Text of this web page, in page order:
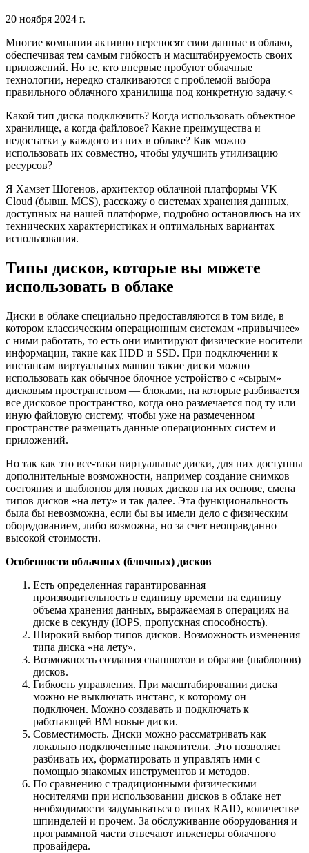
20 ноября 2024 г.
Многие компании активно переносят свои данные в облако,
обеспечивая тем самым гибкость и масштабируемость своих
приложений. Но те, кто впервые пробуют облачные
технологии, нередко сталкиваются с проблемой выбора
правильного облачного хранилища под конкретную задачу.<
Какой тип диска подключить? Когда использовать объектное
хранилище, а когда файловое? Какие преимущества и
недостатки у каждого из них в облаке? Как можно
использовать их совместно, чтобы улучшить утилизацию
ресурсов?
Я Хамзет Шогенов, архитектор облачной платформы VK
Cloud (бывш. MCS), расскажу о системах хранения данных,
доступных на нашей платформе, подробно остановлюсь на их
технических характеристиках и оптимальных вариантах
использования.
Типы дисков, которые вы можете
использовать в облаке
Диски в облаке специально предоставляются в том виде, в
котором классическим операционным системам «привычнее»
с ними работать, то есть они имитируют физические носители
информации, такие как HDD и SSD. При подключении к
инстансам виртуальных машин такие диски можно
использовать как обычное блочное устройство с «сырым»
дисковым пространством — блоками, на которые разбивается
все дисковое пространство, когда оно размечается под ту или
иную файловую систему, чтобы уже на размеченном
пространстве размещать данные операционных систем и
приложений.
Но так как это все-таки виртуальные диски, для них доступны
дополнительные возможности, например создание снимков
состояния и шаблонов для новых дисков на их основе, смена
типов дисков «на лету» и так далее. Эта функциональность
была бы невозможна, если бы вы имели дело с физическим
оборудованием, либо возможна, но за счет неоправданно
высокой стоимости.
Особенности облачных (блочных) дисков
Есть определенная гарантированная
производительность в единицу времени на единицу
объема хранения данных, выражаемая в операциях на
диске в секунду (IOPS, пропускная способность).
Широкий выбор типов дисков. Возможность изменения
типа диска «на лету».
Возможность создания снапшотов и образов (шаблонов)
дисков.
Гибкость управления. При масштабировании диска
можно не выключать инстанс, к которому он
подключен. Можно создавать и подключать к
работающей ВМ новые диски.
Совместимость. Диски можно рассматривать как
локально подключенные накопители. Это позволяет
разбивать их, форматировать и управлять ими с
помощью знакомых инструментов и методов.
По сравнению с традиционными физическими
носителями при использовании дисков в облаке нет
необходимости задумываться о типах RAID, количестве
шпинделей и прочем. За обслуживание оборудования и
программной части отвечают инженеры облачного
провайдера.